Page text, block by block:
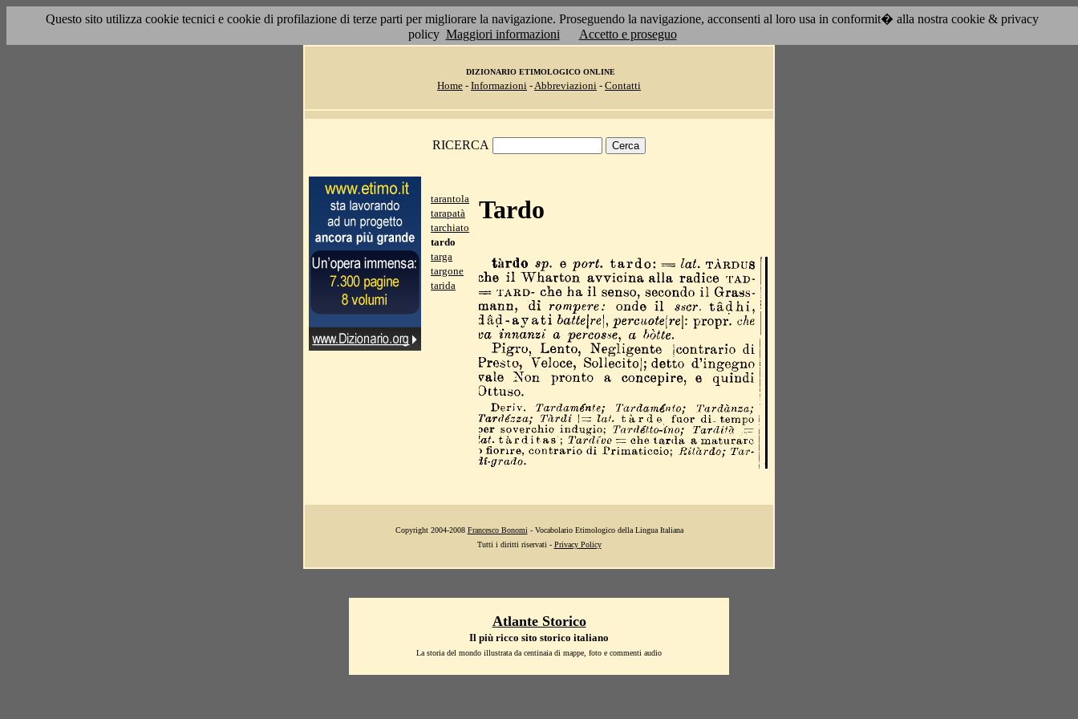
Questo sito utilizza cookie tecnici e cookie di profilazione di terze parti per migliorare la navigazione. Proseguendo la navigazione, acconsenti al loro usa in conformit� alla nostra cookie & privacy
policy Maggiori informazioni Accetto e proseguo
DIZIONARIO ETIMOLOGICO ONLINE
Home - Informazioni -Abbreviazioni - Contatti
RICERCA
tarantola
tarapatà
tarchiato
tardo
targa
targone
tarida
Tardo
Copyright 2004-2008 Francesco Bonomi - Vocabolario Etimologico della Lingua Italiana
Tutti i diritti riservati - Privacy Policy
Atlante Storico
Il più ricco sito storico italiano
La storia del mondo illustrata da centinaia di mappe, foto e commenti audio